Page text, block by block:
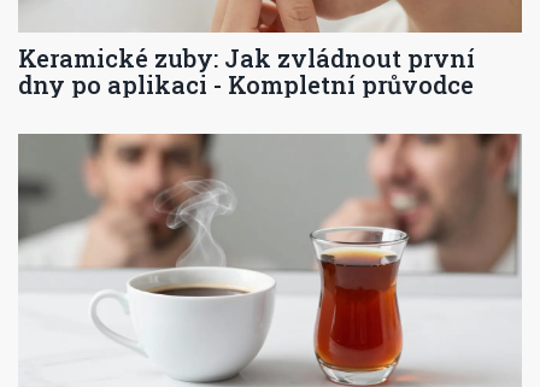
Keramické zuby: Jak zvládnout první
dny po aplikaci - Kompletní průvodce